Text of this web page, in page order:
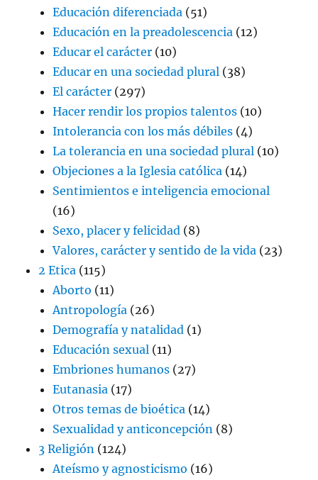
Educación diferenciada (51)
Educación en la preadolescencia (12)
Educar el carácter (10)
Educar en una sociedad plural (38)
El carácter (297)
Hacer rendir los propios talentos (10)
Intolerancia con los más débiles (4)
La tolerancia en una sociedad plural (10)
Objeciones a la Iglesia católica (14)
Sentimientos e inteligencia emocional
(16)
Sexo, placer y felicidad (8)
Valores, carácter y sentido de la vida (23)
2 Etica (115)
Aborto (11)
Antropología (26)
Demografía y natalidad (1)
Educación sexual (11)
Embriones humanos (27)
Eutanasia (17)
Otros temas de bioética (14)
Sexualidad y anticoncepción (8)
3 Religión (124)
Ateísmo y agnosticismo (16)